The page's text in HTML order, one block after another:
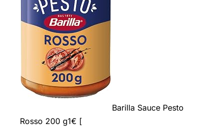
Barilla Sauce Pesto
Rosso 200 g1€ [